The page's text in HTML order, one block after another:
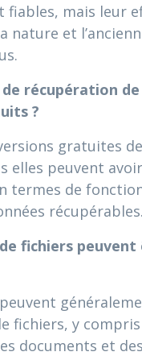
fiables, mais leur
nature et
récupération
?
gratuites
elles peuvent
termes de
récupérables.
fichiers
fichiers, y
documents et